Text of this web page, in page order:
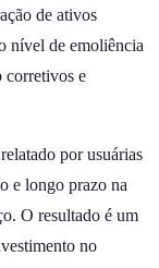
de ativos
nível de emoliência
corretivos e
por usuárias
e longo prazo na
O resultado é um
no